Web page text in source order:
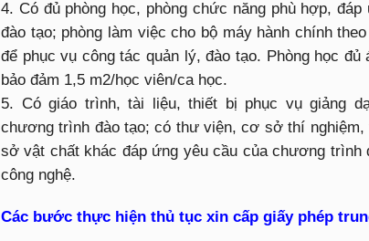
4. Có đủ phòng học, phòng chức năng phù hợp,
đào tạo; phòng làm việc cho bộ máy hành chính
để phục vụ công tác quản lý, đào tạo. Phòng học
bảo đảm 1,5 m2/học viên/ca học.
5. Có giáo trình, tài liệu, thiết bị phục vụ giảng
chương trình đào tạo; có thư viện, cơ sở thí
sở vật chất khác đáp ứng yêu cầu của chương trình
công nghệ.
Các bước thực hiện thủ tục xin cấp giấy phép